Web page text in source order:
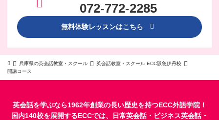
072-772-2285
無料体験レッスンはこちら
兵庫県の英会話教室・スクール
英会話教室・スクール ECC阪急伊丹校
開講コース
英会話を学ぶなら1962年創業の長い歴史を持つECC外語学院！
国内140校を展開するECCでは、
日常英会話・ ビジネス英会話・